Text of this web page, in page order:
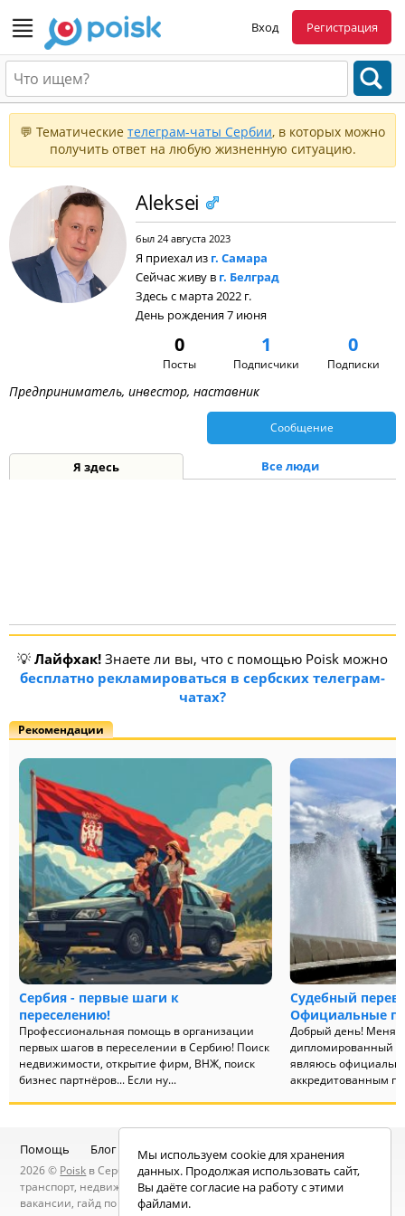
Вход Регистрация
💬 Тематические телеграм-чаты Сербии, в которых можно
получить ответ на любую жизненную ситуацию.
Aleksei
был 24 августа 2023
Я приехал из г. Самара
Сейчас живу в г. Белград
Здесь с марта 2022 г.
День рождения 7 июня
0
Посты
1
Подписчики
0
Подписки
Предприниматель, инвестор, наставник
Сообщение
Я здесь Все люди
💡 Лайфхак! Знаете ли вы, что с помощью Poisk можно
бесплатно рекламироваться в сербских телеграм-
чатах?
Рекомендации
Сербия - первые шаги к
переселению!
Профессиональная помощь в организации
первых шагов в переселении в Сербию! Поиск
недвижимости, открытие фирм, ВНЖ, поиск
бизнес партнёров... Если ну...
Судебный
Официальные
Добрый день! Меня
дипломированный
являюсь
аккредитованным
Помощь Блог Telegram-канал Чат
2026 © Poisk в Сербии — услуги специалистов, объявления:
транспорт, недвижимость, электроника, мебель, работа и
вакансии, гайд по Сербии, статьи, новости, посты людей, карта
Мы используем cookie для хранения
данных. Продолжая использовать сайт,
Вы даёте согласие на работу с этими
файлами.